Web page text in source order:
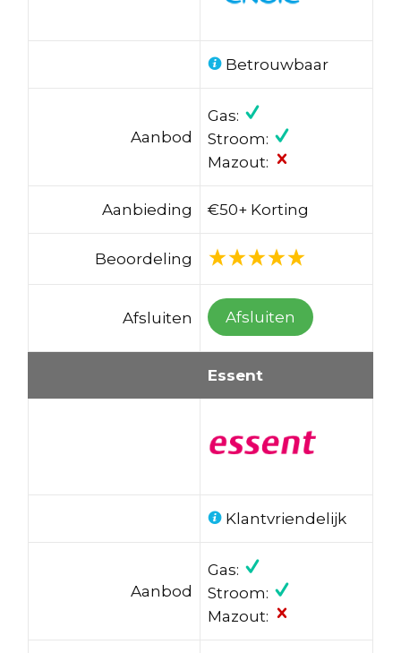
Betrouwbaar
Aanbod
Gas:
Stroom:
Mazout:
Aanbieding €50+ Korting
Beoordeling
Afsluiten Afsluiten
Essent
Klantvriendelijk
Aanbod
Gas:
Stroom:
Mazout: